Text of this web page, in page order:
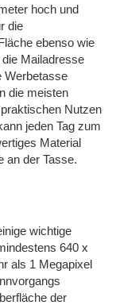
hoch und
die
ebenso wie
Mailadresse
Werbetasse
die meisten
Nutzen
jeden Tag zum
Material
an der Tasse.
wichtige
640 x
als 1 Megapixel
der